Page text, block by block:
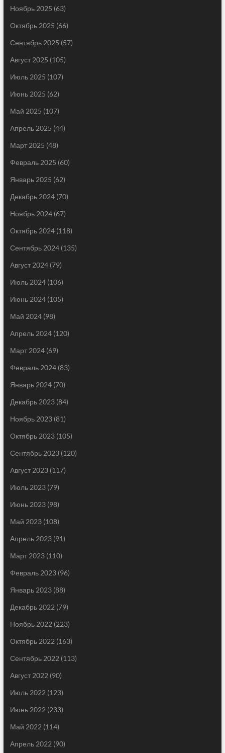
Ноябрь 2025 (63)
Октябрь 2025 (66)
Сентябрь 2025 (57)
Август 2025 (105)
Июль 2025 (107)
Июнь 2025 (62)
Май 2025 (107)
Апрель 2025 (44)
Март 2025 (48)
Февраль 2025 (60)
Январь 2025 (62)
Декабрь 2024(70)
Ноябрь 2024(67)
Октябрь 2024(118)
Сентябрь 2024(135)
Август 2024(79)
Июль 2024(106)
Июнь 2024(105)
Май 2024(98)
Апрель 2024(120)
Март 2024(69)
Февраль 2024(83)
Январь 2024(70)
Декабрь 2023(84)
Ноябрь 2023(81)
Октябрь 2023(105)
Сентябрь 2023(120)
Август 2023(117)
Июль 2023(79)
Июнь 2023(98)
Май 2023(108)
Апрель 2023(91)
Март 2023(110)
Февраль 2023(96)
Январь 2023(88)
Декабрь 2022 (79)
Ноябрь 2022 (223)
Октябрь 2022 (163)
Сентябрь 2022 (113)
Август 2022 (90)
Июль 2022 (123)
Июнь 2022 (233)
Май 2022 (114)
Апрель 2022 (90)